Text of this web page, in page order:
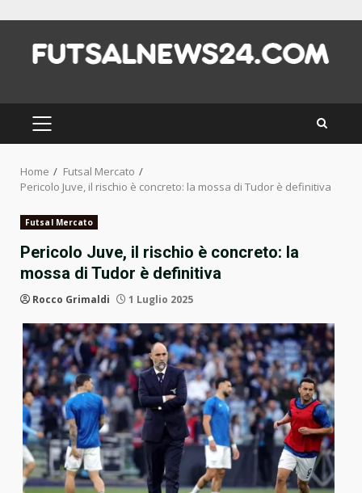
content
PRIMARY
MENU
Home
Futsal Mercato
Pericolo Juve, il rischio è concreto: la mossa di Tudor è definitiva
Futsal Mercato
Pericolo Juve, il rischio è concreto: la
mossa di Tudor è definitiva
Rocco Grimaldi 1 Luglio 2025